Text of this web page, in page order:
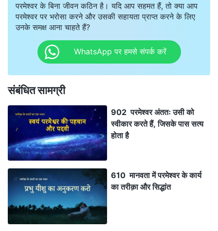
परमेश्वर के बिना जीवन कठिन है। यदि आप सहमत हैं, तो क्या आप
परमेश्वर पर भरोसा करने और उसकी सहायता प्राप्त करने के लिए
उनके समक्ष आना चाहते हैं?
WhatsApp पर हमसे संपर्क करें
संबंधित सामग्री
902 परमेश्वर अंततः उसी को
स्वीकार करते हैं, जिसके पास सत्य
होता है
610 मानवता में परमेश्वर के कार्य
का तरीक़ा और सिद्धांत